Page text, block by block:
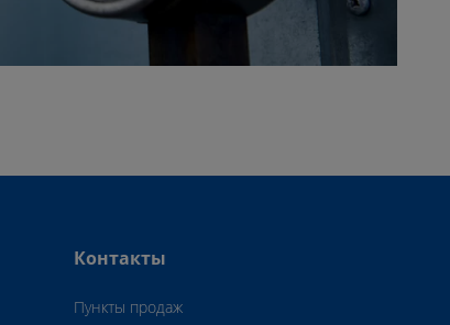
Контакты
Пункты продаж